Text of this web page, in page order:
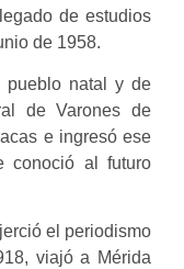
de estudios
de 1958.
pueblo natal y de
de Varones de
e ingresó ese
conoció al futuro
el periodismo
viajó a Mérida